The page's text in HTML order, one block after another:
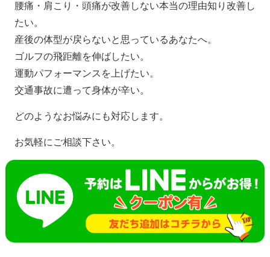
腰痛・肩こり・頭痛が改善しない本当の理由知り改善し
たい。
産後の体型が戻らないと思っているあなたへ。
ゴルフの飛距離を伸ばしたい。
運動パフォーマンスを上げたい。
交通事故に遭って身体が辛い。
どのようなお悩みにも対応します。
お気軽にご相談下さい。